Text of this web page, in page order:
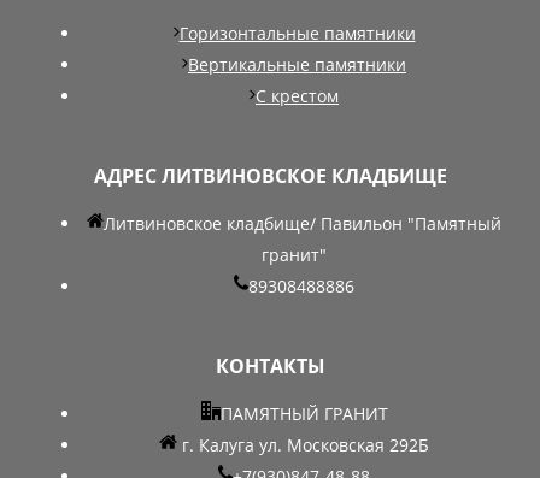
Горизонтальные памятники
Вертикальные памятники
С крестом
АДРЕС ЛИТВИНОВСКОЕ КЛАДБИЩЕ
Литвиновское кладбище/ Павильон "Памятный
гранит"
89308488886
КОНТАКТЫ
ПАМЯТНЫЙ ГРАНИТ
г. Калуга ул. Московская 292Б